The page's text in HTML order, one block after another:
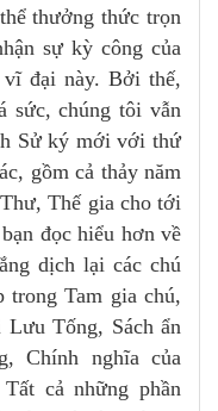
thưởng thức trọn
sự kỳ công của
đại này. Bởi thế,
sức, chúng tôi vẫn
Sử ký mới với thứ
gồm cả thảy năm
Thế gia cho tới
đọc hiểu hơn về
dịch lại các chú
trong Tam gia chú,
Tống, Sách ẩn
Chính nghĩa của
cả những phần